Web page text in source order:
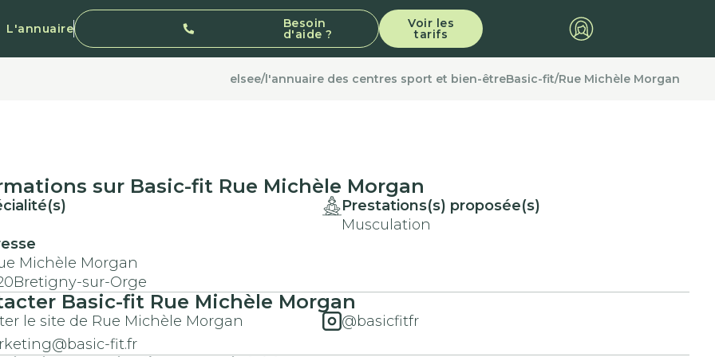
L'annuaire Besoin
d'aide ?
Voir les
tarifs
elsee/l'annuaire des centres sport et bien-êtreBasic-fit/Rue Michèle Morgan
sur Basic-fit Rue Michèle Morgan
Prestations(s) proposée(s)
Musculation
Michèle Morgan
Bretigny-sur-Orge
Basic-fit Rue Michèle Morgan
le site de Rue Michèle Morgan
@basicfitfr
fit.fr